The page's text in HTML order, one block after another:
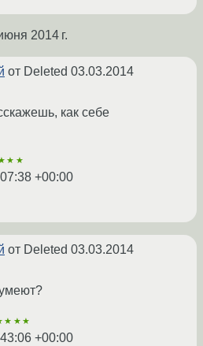
2014 г.
от Deleted 03.03.2014
как себе
+00:00
от Deleted 03.03.2014
+00:00